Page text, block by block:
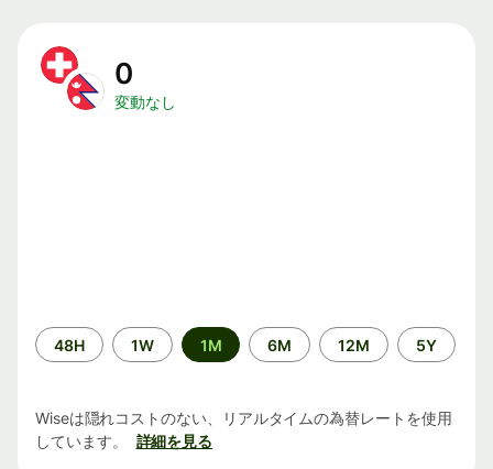
0
変動なし
期
間
48H 1W 1M 6M 12M 5Y
Wiseは隠れコストのない、リアルタイムの為替レートを使用
しています。
詳細を見る